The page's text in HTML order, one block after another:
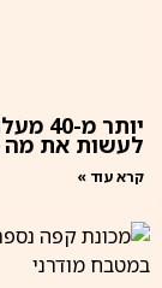
לעשות את
קרא עוד »